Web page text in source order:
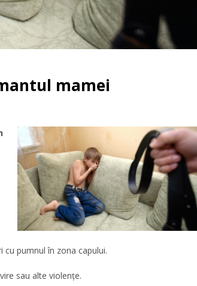
mamei
pumnul în zona capului.
sau alte violențe.